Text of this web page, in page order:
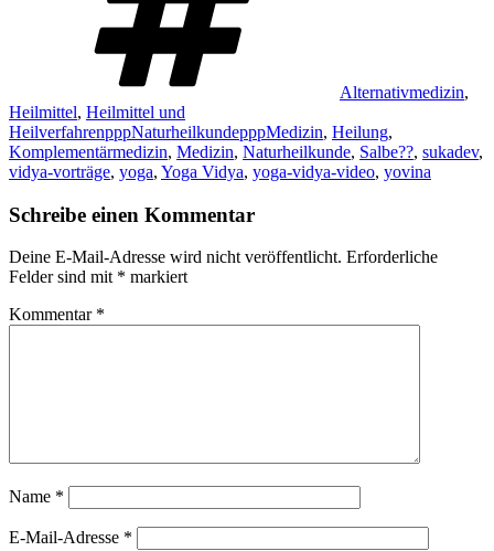
Alternativmedizin,
Heilmittel, Heilmittel und
HeilverfahrenpppNaturheilkundepppMedizin, Heilung,
Komplementärmedizin, Medizin, Naturheilkunde, Salbe??, sukadev,
vidya-vorträge, yoga, Yoga Vidya, yoga-vidya-video, yovina
Schreibe einen Kommentar
Deine E-Mail-Adresse wird nicht veröffentlicht. Erforderliche
Felder sind mit * markiert
Kommentar *
Name *
E-Mail-Adresse *